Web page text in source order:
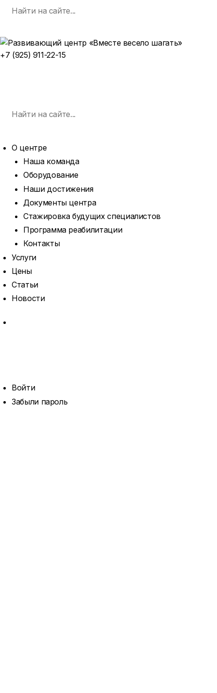
Skip
+7 (925) 911-22-15
О центре
Наша команда
Оборудование
Наши достижения
Документы центра
Стажировка будущих специалистов
Программа реабилитации
Контакты
Услуги
Цены
Статьи
Новости
Войти
Забыли пароль